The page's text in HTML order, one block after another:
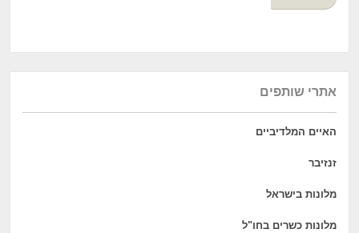
אתרי שותפים
האיים המלדיביים
זנזיבר
מלונות בישראל
מלונות כשרים בחו"ל